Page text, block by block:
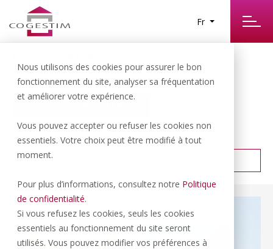
Nous utilisons des cookies pour assurer le bon
fonctionnement du site, analyser sa fréquentation
et améliorer votre expérience.
Vous pouvez accepter ou refuser les cookies non
essentiels. Votre choix peut être modifié à tout
moment.
Pour plus d’informations, consultez notre Politique
de confidentialité.
Si vous refusez les cookies, seuls les cookies
essentiels au fonctionnement du site seront
utilisés. Vous pouvez modifier vos préférences à
Fr
62RÉSULTATS TROUVÉS
CRÉER UNE ALERTE
TRIER PAR : PRIX CROISSANT